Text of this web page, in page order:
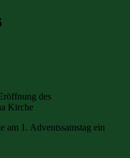
des
Kirche
am 1. Adventssamstag ein